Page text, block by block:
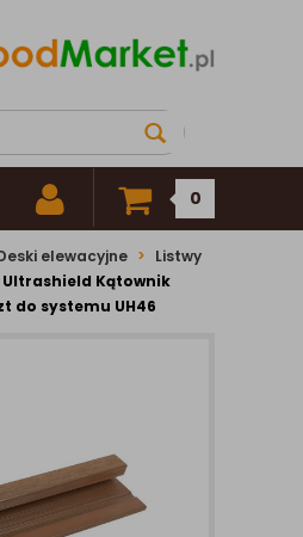
0
elewacyjne
Listwy
Ultrashield Kątownik
do systemu UH46